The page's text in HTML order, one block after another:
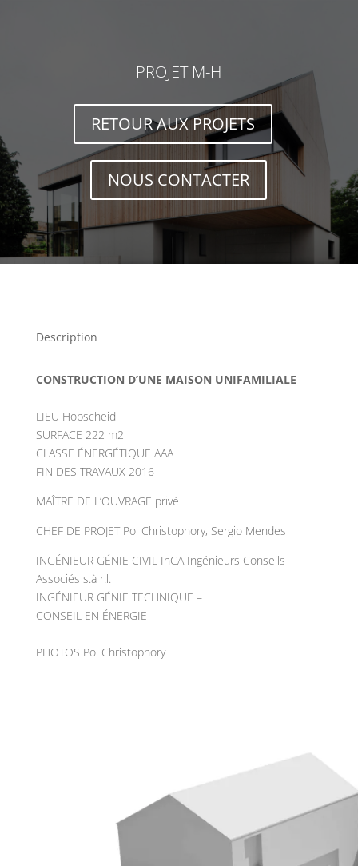
PROJET M-H
RETOUR AUX PROJETS
NOUS CONTACTER
Description
CONSTRUCTION D’UNE MAISON UNIFAMILIALE
LIEU Hobscheid
SURFACE 222 m2
CLASSE ÉNERGÉTIQUE AAA
FIN DES TRAVAUX 2016
MAÎTRE DE L’OUVRAGE privé
CHEF DE PROJET Pol Christophory, Sergio Mendes
INGÉNIEUR GÉNIE CIVIL InCA Ingénieurs Conseils
Associés s.à r.l.
INGÉNIEUR GÉNIE TECHNIQUE –
CONSEIL EN ÉNERGIE –
PHOTOS Pol Christophory